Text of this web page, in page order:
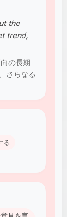
the
trend,
の長期
さらなる
る